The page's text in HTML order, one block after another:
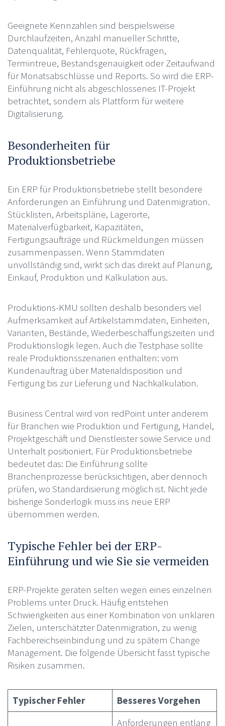
Geeignete Kennzahlen sind beispielsweise
Durchlaufzeiten, Anzahl manueller Schritte,
Datenqualität, Fehlerquote, Rückfragen,
Termintreue, Bestandsgenauigkeit oder Zeitaufwand
für Monatsabschlüsse und Reports. So wird die ERP-
Einführung nicht als abgeschlossenes IT-Projekt
betrachtet, sondern als Plattform für weitere
Digitalisierung.
Besonderheiten für
Produktionsbetriebe
Ein ERP für Produktionsbetriebe stellt besondere
Anforderungen an Einführung und Datenmigration.
Stücklisten, Arbeitspläne, Lagerorte,
Materialverfügbarkeit, Kapazitäten,
Fertigungsaufträge und Rückmeldungen müssen
zusammenpassen. Wenn Stammdaten
unvollständig sind, wirkt sich das direkt auf Planung,
Einkauf, Produktion und Kalkulation aus.
Produktions-KMU sollten deshalb besonders viel
Aufmerksamkeit auf Artikelstammdaten, Einheiten,
Varianten, Bestände, Wiederbeschaffungszeiten und
Produktionslogik legen. Auch die Testphase sollte
reale Produktionsszenarien enthalten: vom
Kundenauftrag über Materialdisposition und
Fertigung bis zur Lieferung und Nachkalkulation.
Business Central wird von redPoint unter anderem
für Branchen wie Produktion und Fertigung, Handel,
Projektgeschäft und Dienstleister sowie Service und
Unterhalt positioniert. Für Produktionsbetriebe
bedeutet das: Die Einführung sollte
Branchenprozesse berücksichtigen, aber dennoch
prüfen, wo Standardisierung möglich ist. Nicht jede
bisherige Sonderlogik muss ins neue ERP
übernommen werden.
Typische Fehler bei der ERP-
Einführung und wie Sie sie vermeiden
ERP-Projekte geraten selten wegen eines einzelnen
Problems unter Druck. Häufig entstehen
Schwierigkeiten aus einer Kombination von unklaren
Zielen, unterschätzter Datenmigration, zu wenig
Fachbereichseinbindung und zu spätem Change
Management. Die folgende Übersicht fasst typische
Risiken zusammen.
Typischer Fehler
Besseres Vorgehen
Anforderungen entlang